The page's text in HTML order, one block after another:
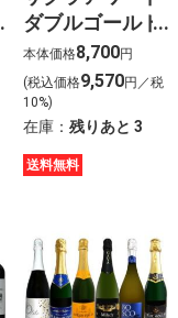
ダブルゴールド
以上６本セット
本体価格8,700円
(税込価格9,570円／税
10%)
在庫： 残りあと 3
送料無料